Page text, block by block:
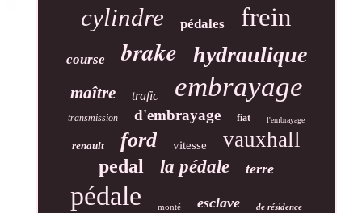
cylindre pédales frein
course brake hydraulique
maître trafic embrayage
transmission d'embrayage fiat l'embrayage
renault ford vitesse vauxhall
pedal la pédale terre
pédale monté esclave de résidence